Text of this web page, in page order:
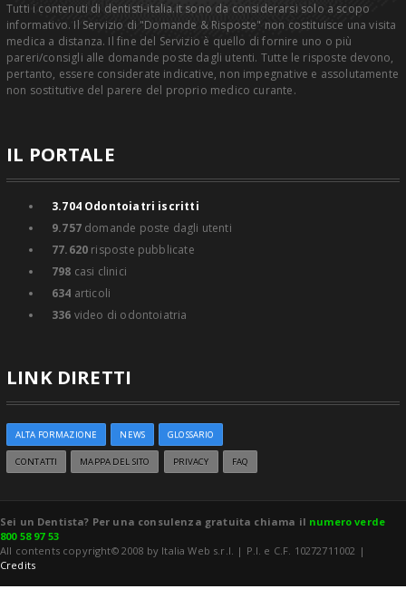
Tutti i contenuti di dentisti-italia.it sono da considerarsi solo a scopo
informativo. Il Servizio di "Domande & Risposte" non costituisce una visita
medica a distanza. Il fine del Servizio è quello di fornire uno o più
pareri/consigli alle domande poste dagli utenti. Tutte le risposte devono,
pertanto, essere considerate indicative, non impegnative e assolutamente
non sostitutive del parere del proprio medico curante.
IL PORTALE
3.704Odontoiatri iscritti
9.757domande poste dagli utenti
77.620 risposte pubblicate
798 casi clinici
634 articoli
336 video di odontoiatria
LINK DIRETTI
ALTA FORMAZIONE NEWS GLOSSARIO
CONTATTI MAPPA DEL SITO PRIVACY FAQ
Sei un Dentista? Per una consulenza gratuita chiama il numero verde
800 58 97 53
All contents copyright© 2008 by Italia Web s.r.l. | P.I. e C.F. 10272711002 |
Credits